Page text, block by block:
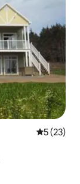
5 av 5 i
5 (23)